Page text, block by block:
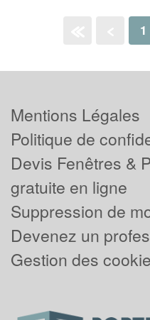
1
Mentions Légales
Politique de
Devis Fenêtres &
gratuite en ligne
Suppression de
Devenez un
Gestion des